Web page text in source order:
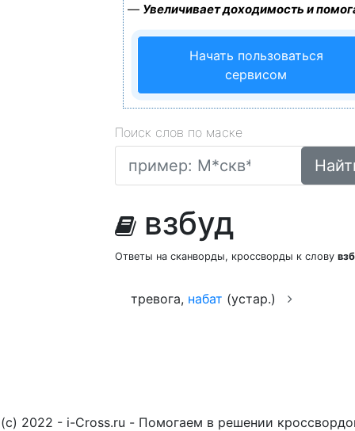
— Увеличивает доходимость и
Начать пользоваться
сервисом
Поиск слов по маске
взбуд
Ответы на сканворды, кроссворды к слову
тревога, набат (устар.)
(c) 2022 - i-Cross.ru - Помогаем в решении